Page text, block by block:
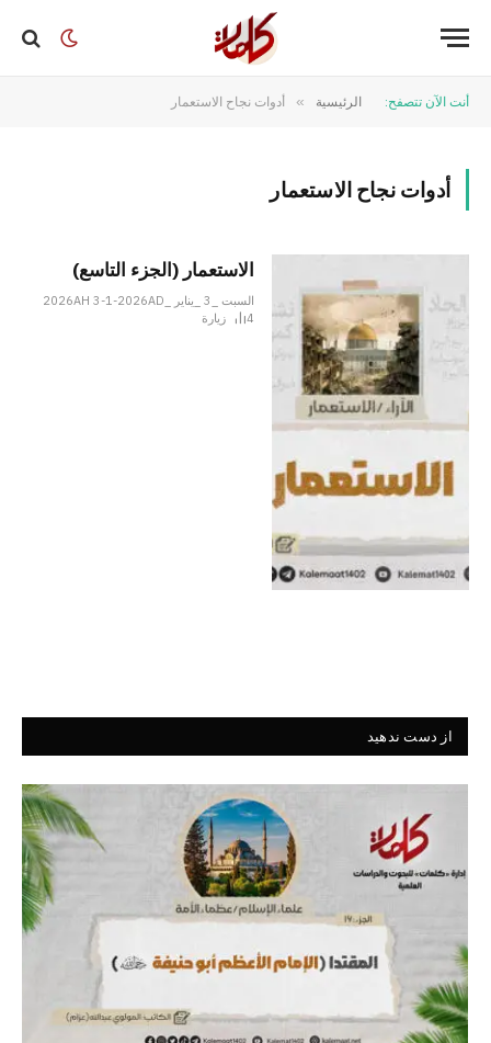
أنت الآن تتصفح: الرئيسية » أدوات نجاح الاستعمار
أدوات نجاح الاستعمار
الاستعمار (الجزء التاسع)
السبت _3 _يناير _2026AH 3-1-2026AD
4
زيارة
از دست ندهید